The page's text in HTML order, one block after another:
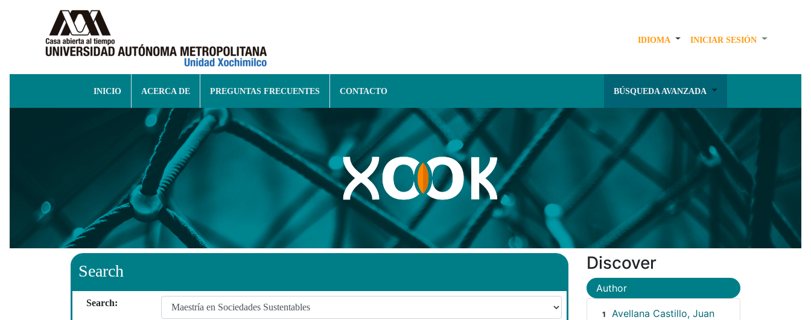
IDIOMA INICIAR SESIÓN
INICIO ACERCA DE PREGUNTAS FRECUENTES CONTACTO BÚSQUEDA AVANZADA
Search
Search:
Discover
Author
1
Avellana Castillo, Juan